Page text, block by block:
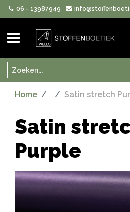
06 - 13987949
Zoeken
Home Satin stretch
Satin
Purple